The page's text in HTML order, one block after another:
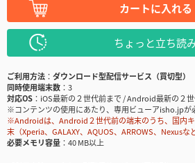
カートに入れる
ちょっと立ち読
ご利用方法
ダウンロード型配信サービス（買切型）
同時使用端末数
3
対応OS
iOS最新の２世代前まで / Android最新の２
※コンテンツの使用にあたり、専用ビューアisho.jpが
※Androidは、Android２世代前の端末のうち、国内
末（Xperia、GALAXY、AQUOS、ARROWS、Nexus
必要メモリ容量
40 MB以上